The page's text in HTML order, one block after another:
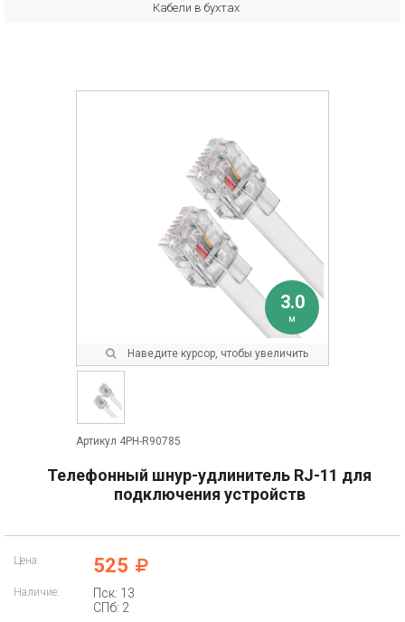
Кабели в бухтах
3.0
м
Наведите курсор, чтобы увеличить
Артикул 4PH-R90785
Телефонный шнур-удлинитель RJ-11 для
подключения устройств
Цена: 525
Наличие:
Пск: 13
СПб: 2